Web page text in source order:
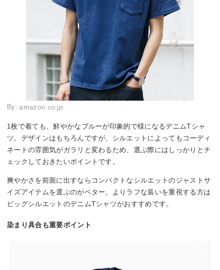
By:amazon.co.jp
1枚で着ても、鮮やかなブルーが印象的で様になるデニムTシャ
ツ。デザインはもちろんですが、シルエットによってもコーディ
ネートの雰囲気がガラリと変わるため、選ぶ際にはしっかりとチ
ェックしておきたいポイントです。
爽やかさを前面に出すならコンパクトなシルエットのジャストサ
イズアイテムを選ぶのがベター。よりラフな装いを重視する方は
ビッグシルエットのデニムTシャツがおすすめです。
染まり具合も重要ポイント